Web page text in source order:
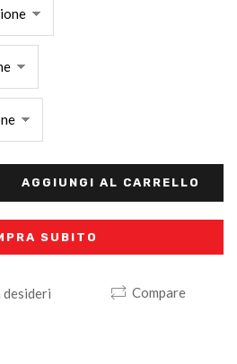
AGGIUNGI AL CARRELLO
SUBITO
Compare